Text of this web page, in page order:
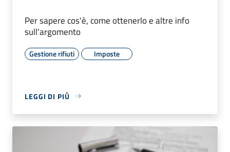
Per sapere cos'è, come ottenerlo e altre info
sull'argomento
Gestione rifiuti Imposte
LEGGI DI PIÙ